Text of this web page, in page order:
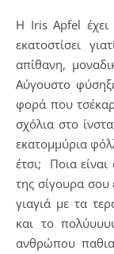
H Iris Apfel έχει γενέθλια αλλά μην της ευχηθείς να τα
εκατοστίσει
απίθανη,
Αύγουστο
φορά που
σχόλια στο
εκατομμύρια
έτσι; Ποια
της σίγουρα σου
γιαγιά με τα
και το
ανθρώπου